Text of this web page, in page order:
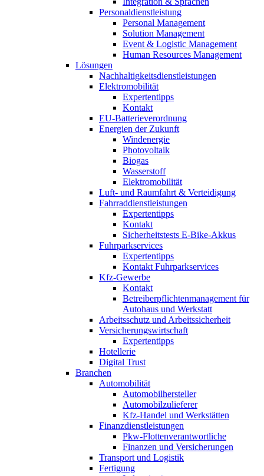
Personaldienstleistung
Personal Management
Solution Management
Event & Logistic Management
Human Resources Management
Lösungen
Nachhaltigkeitsdienstleistungen
Elektromobilität
Expertentipps
Kontakt
EU-Batterieverordnung
Energien der Zukunft
Windenergie
Photovoltaik
Biogas
Wasserstoff
Elektromobilität
Luft- und Raumfahrt & Verteidigung
Fahrraddienstleistungen
Expertentipps
Kontakt
Sicherheitstests E-Bike-Akkus
Fuhrparkservices
Expertentipps
Kontakt Fuhrparkservices
Kfz-Gewerbe
Kontakt
Betreiberpflichtenmanagement für
Autohaus und Werkstatt
Arbeitsschutz und Arbeitssicherheit
Versicherungswirtschaft
Expertentipps
Hotellerie
Digital Trust
Branchen
Automobilität
Automobilhersteller
Automobilzulieferer
Kfz-Handel und Werkstätten
Finanzdienstleistungen
Pkw‑Flottenverantwortliche
Finanzen und Versicherungen
Transport und Logistik
Fertigung